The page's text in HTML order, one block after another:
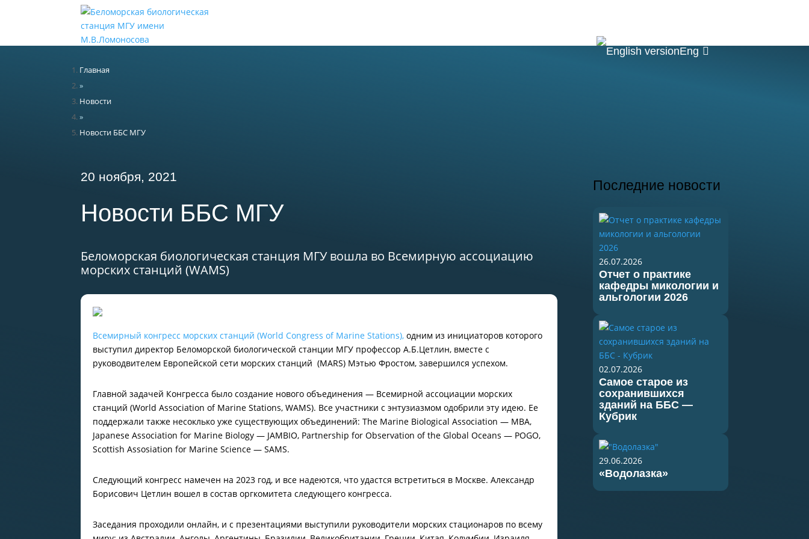
Eng
Главная
»
Новости
»
Новости ББС МГУ
20 ноября, 2021
Новости ББС МГУ
Беломорская биологическая станция МГУ вошла во Всемирную ассоциацию
морских станций (WAMS)
Всемирный конгресс морских станций (World Congress of Marine Stations),одним из инициаторов которого
выступил директор Беломорской биологической станции МГУ профессор А.Б.Цетлин, вместе с
руководвителем Европейской сети морских станций (MARS) Мэтью Фростом, завершился успехом.
Главной задачей Конгресса было создание нового объединения — Всемирной ассоциации морских
станций (World Association of Marine Stations, WAMS). Все участники с энтузиазмом одобрили эту идею. Ее
поддержали также несоклько уже существующих объединений: The Marine Biological Association — MBA,
Japanese Association for Marine Biology — JAMBIO, Partnership for Observation of the Global Oceans — POGO,
Scottish Assosiation for Marine Science — SAMS.
Следующий конгресс намечен на 2023 год, и все надеются, что удастся встретиться в Москве. Александр
Борисович Цетлин вошел в состав оргкомитета следующего конгресса.
Заседания проходили онлайн, и с презентациями выступили руководители морских стационаров по всему
Последние новости
26.07.2026
Отчет о практике
кафедры микологии и
альгологии 2026
02.07.2026
Самое старое из
сохранившихся
зданий на ББС —
Кубрик
29.06.2026
«Водолазка»